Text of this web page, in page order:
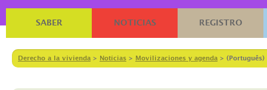
SABER NOTICIAS REGISTRO
Derecho a la vivienda > Notícias > Movilizaciones y agenda >